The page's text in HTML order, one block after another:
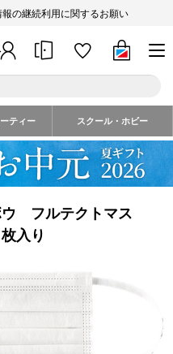
報の継続利用に関するお願い
ティー スクール・ホビー
ウ フルテクトマス
入り